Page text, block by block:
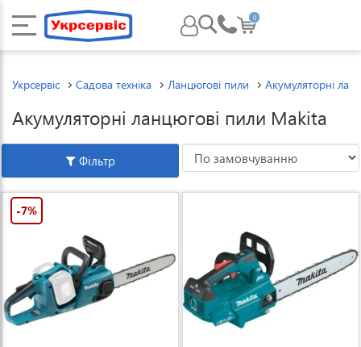
0
Укрсервіс Садова техніка Ланцюгові пили Акумуляторні
Акумуляторні ланцюгові пили Makita
Фільтр
-7%